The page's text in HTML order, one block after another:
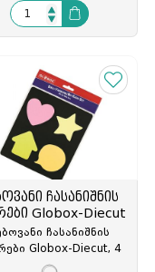
ჩასანიშნის
Globox-Diecut
ჩასანიშნის
Globox-Diecut, 4
ფერადი, თურქეთი,